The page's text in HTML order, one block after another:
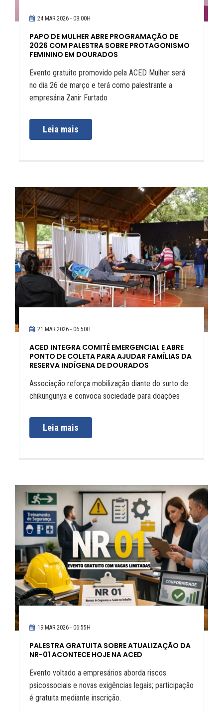
24 MAR 2026 - 08:00H
PAPO DE MULHER ABRE PROGRAMAÇÃO DE
2026 COM PALESTRA SOBRE PROTAGONISMO
FEMININO EM DOURADOS
Evento gratuito promovido pela ACED Mulher será
no dia 26 de março e terá como palestrante a
empresária Zanir Furtado
Leia mais
21 MAR 2026 - 06:50H
ACED INTEGRA COMITÊ EMERGENCIAL E ABRE
PONTO DE COLETA PARA AJUDAR FAMÍLIAS DA
RESERVA INDÍGENA DE DOURADOS
Associação reforça mobilização diante do surto de
chikungunya e convoca sociedade para doações
Leia mais
19 MAR 2026 - 06:55H
PALESTRA GRATUITA SOBRE ATUALIZAÇÃO DA
NR-01 ACONTECE HOJE NA ACED
Evento voltado a empresários aborda riscos
psicossociais e novas exigências legais; participação
é gratuita mediante inscrição.